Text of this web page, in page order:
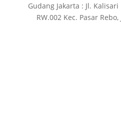
Gudang Jakarta : Jl.
RW.002 Kec. Pasar